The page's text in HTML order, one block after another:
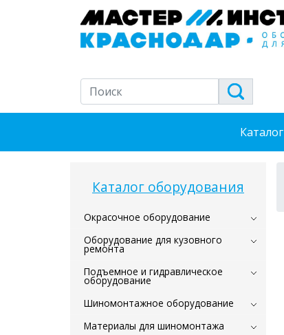
Каталог
Каталог оборудования
Окрасочное оборудование
Оборудование для кузовного
ремонта
Подъемное и гидравлическое
оборудование
Шиномонтажное оборудование
Материалы для шиномонтажа